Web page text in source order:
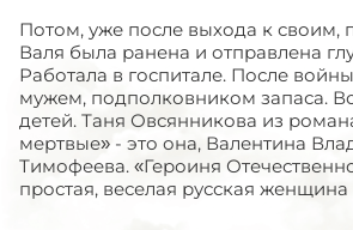
Потом, уже после выхода к своим,
Валя была ранена и отправлена
Работала в госпитале. После
мужем, подполковником запаса.
детей. Таня Овсянникова из
мертвые» - это она, Валентина
Тимофеева. «Героиня
простая, веселая русская женщина